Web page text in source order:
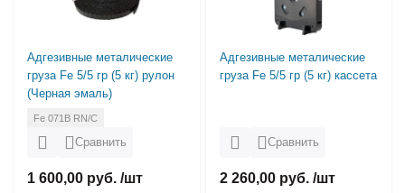
Адгезивные металические
груза Fe 5/5 гр (5 кг) рулон
(Черная эмаль)
Fe 071B RN/C
Сравнить
1 600,00 руб. /шт
Адгезивные металические
груза Fe 5/5 гр (5 кг) кассета
Сравнить
2 260,00 руб. /шт